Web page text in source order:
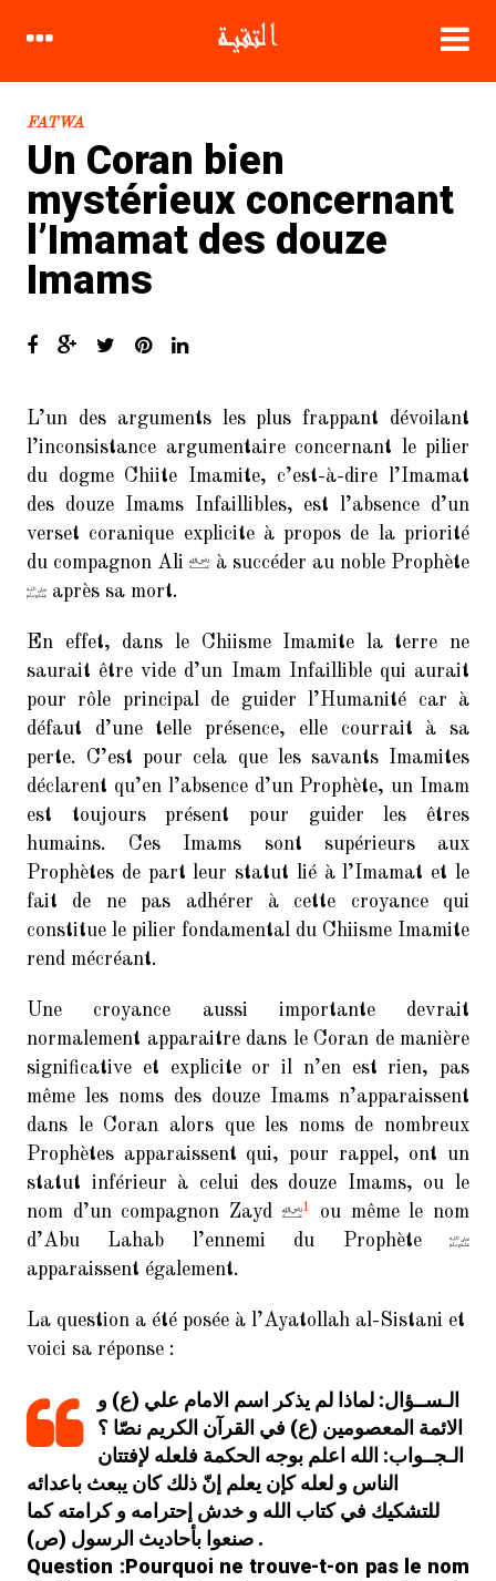
CATÉGORIES
Biographie
Compagnons
Croyance Chiite
Fatwa
Mariage Temporaire
Réfutation
Taqiya
Vidéo
ARTICLES RÉCENTS
Al-Qadi Said Al-Qommi et la
falsification du Coran
d’assassiner le Prophète lors du
retour de l’expédition de Tabûk
(2/2)
20 exemples de versets falsifiés
selon les sources Chiites Imamites
Coran falsifié : al-Majlissi confirme
la croyance hérétique d’al-Kulayni
Le Coran : Un message crypté !
COMMENTAIRES
RÉCENTS
Zorara dansLa science du Hadith
chez les Chiites Imamites :
Introduction (1/15)
Othman AlOmari dans La science
du Hadith chez les Chiites Imamites
: Introduction (1/15)
FATWA
Un Coran bien
mystérieux concernant
l’Imamat des douze
Imams
L’un des arguments les plus frappant dévoilant
l’inconsistance argumentaire concernant le pilier
du dogme Chiite Imamite, c’est-à-dire l’Imamat
des douze Imams Infaillibles, est l’absence d’un
verset coranique explicite à propos de la priorité
du compagnon Ali
à succéder au noble Prophète
après sa mort.
En effet, dans le Chiisme Imamite la terre ne
saurait être vide d’un Imam Infaillible qui aurait
pour rôle principal de guider l’Humanité car à
défaut d’une telle présence, elle courrait à sa
perte. C’est pour cela que les savants Imamites
déclarent qu’en l’absence d’un Prophète, un Imam
est toujours présent pour guider les êtres
humains. Ces Imams sont supérieurs aux
Prophètes de part leur statut lié à l’Imamat et le
fait de ne pas adhérer à cette croyance qui
constitue le pilier fondamental du Chiisme Imamite
rend mécréant.
Une croyance aussi importante devrait
normalement apparaitre dans le Coran de manière
significative et explicite or il n’en est rien, pas
même les noms des douze Imams n’apparaissent
dans le Coran alors que les noms de nombreux
Prophètes apparaissent qui, pour rappel, ont un
statut inférieur à celui des douze Imams, ou le
nom d’un compagnon Zayd
1
ou même le nom
d’Abu Lahab l’ennemi du Prophète
apparaissent également.
La question a été posée à l’Ayatollah al-Sistani et
voici sa réponse :
الـســؤال: لماذا لم يذكر اسم الامام علي (ع) و
الائمة المعصومين (ع) في القرآن الكريم نصّا ؟
الـجــواب: الله اعلم بوجه الحكمة فلعله لإفتتان
الناس و لعله كإن يعلم إنّ ذلك كان يبعث باعدائه
للتشكيك في كتاب الله و خدش إحترامه و كرامته كما
صنعوا بأحاديث الرسول (ص) .
Question :Pourquoi ne trouve-t-on pas le nom